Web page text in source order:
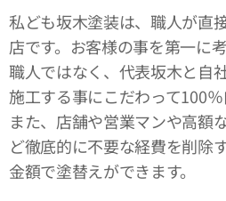
私ども坂木塗装は、職人が直
店です。お客様の事を第一に
職人ではなく、代表坂木と自
施工する事にこだわって100％
また、店舗や営業マンや高額
ど徹底的に不要な経費を削除
金額で塗替えができます。